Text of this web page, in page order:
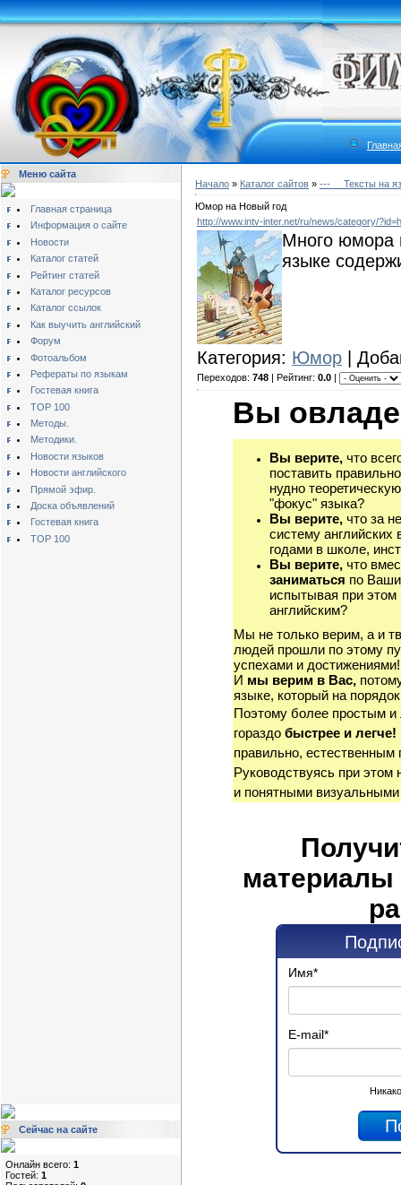
Меню сайта
Главная страница
Информация о сайте
Новости
Каталог статей
Рейтинг статей
Каталог ресурсов
Каталог ссылок
Как выучить английский
Форум
Фотоальбом
Рефераты по языкам
Гостевая книга
TOP 100
Методы.
Методики.
Новости языков
Новости английского
Прямой эфир.
Доска объявлений
Гостевая книга
TOP 100
Сейчас на сайте
Онлайн всего: 1
Гостей: 1
Начало » Каталог сайтов » ---__ Тексты на
Юмор на Новый год
http://www.intv-inter.net/ru/news/category/
Много юмора
языке
Категория: Юмор |
Переходов: 748 | Рейтинг: 0.0 |
Вы
Вы верите, что
поставить
нудно
"фокус" языка?
Вы верите, что за
систему
годами в школе,
Вы верите, что
заниматься по
испытывая при этом
английским?
Мы не только верим, а и
людей прошли по этому
успехами и достижениями!
И мы верим в Вас,
языке, который на
Поэтому более простым
гораздо быстрее и легче!
правильно, естественным
Руководствуясь при
и понятными
материалы
Имя*
E-mail*